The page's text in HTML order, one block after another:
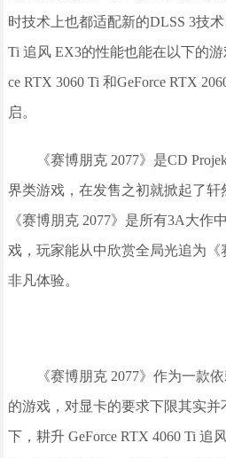
时技术上也都适配新的DLSS 3技术
Ti 追风 EX3的性能也能在以下的
ce RTX 3060 Ti 和GeForce RTX
启。
《赛博朋克 2077》是CD
界类游戏，在发售之初就掀起了
《赛博朋克 2077》是所有3A大作
戏，玩家能从中欣赏全局光追为《
非凡体验。
《赛博朋克 2077》作为一款
的游戏，对显卡的要求下限其实并
下，耕升 GeForce RTX 4060 Ti 追